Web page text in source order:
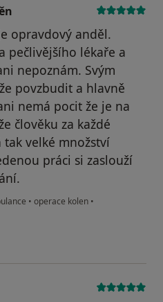
opravdový anděl.
pečlivějšího lékaře a
nepoznám. Svým
povzbudit a hlavně
nemá pocit že je na
člověku za každé
tak velké množství
práci si zaslouží
• operace kolen •
odstraněn